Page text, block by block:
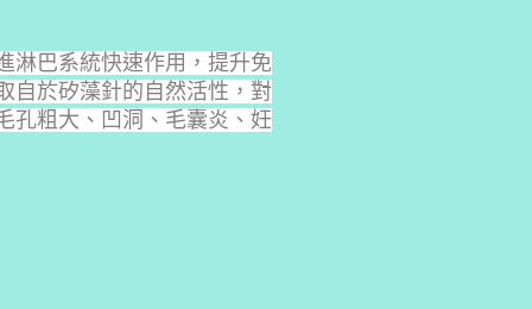
淋巴系統快速作用，提升免
自於矽藻針的自然活性，對
孔粗大、凹洞、毛囊炎、妊